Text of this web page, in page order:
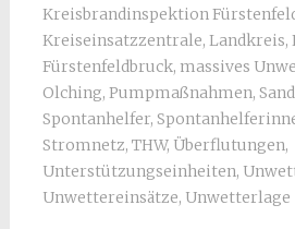
Kreisbrandinspektion
Kreiseinsatzzentrale, Landkreis,
Fürstenfeldbruck, massives
Olching, Pumpmaßnahmen,
Spontanhelfer,
Stromnetz, THW, Überflutungen,
Unterstützungseinheiten,
Unwettereinsätze, Unwetterlage